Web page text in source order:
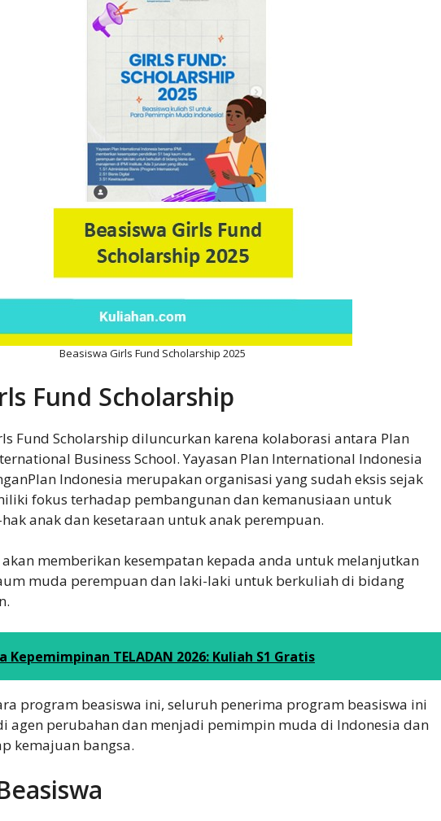
Beasiswa Girls Fund Scholarship 2025
Fund Scholarship
Fund Scholarship diluncurkan karena kolaborasi antara Plan
Business School. Yayasan Plan International Indonesia
Indonesia merupakan organisasi yang sudah eksis sejak
fokus terhadap pembangunan dan kemanusiaan untuk
anak dan kesetaraan untuk anak perempuan.
memberikan kesempatan kepada anda untuk melanjutkan
muda perempuan dan laki-laki untuk berkuliah di bidang
Kepemimpinan TELADAN 2026: Kuliah S1 Gratis
program beasiswa ini, seluruh penerima program beasiswa ini
agen perubahan dan menjadi pemimpin muda di Indonesia dan
kemajuan bangsa.